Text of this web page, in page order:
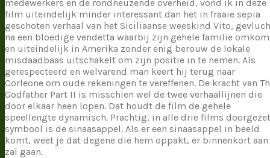
medewerkers en de rondneuzende overheid, vond ik in deze
film uiteindelijk minder interessant dan het in fraaie sepia
geschoten verhaal van het Siciliaanse weeskind Vito,
na een bloedige vendetta waarbij zijn gehele familie
en uiteindelijk in Amerika zonder enig berouw de lokale
misdaadbaas uitschakelt om zijn positie in te nemen. Als
gerespecteerd en welvarend man keert hij terug naar
Corleone om oude rekeningen te vereffenen. De kracht van
Godfather Part II is misschien wel de twee verhaallijnen die
door elkaar heen lopen. Dat houdt de film de gehele
speellengte dynamisch. Prachtig, in alle drie films doorgezet
symbool is de sinaasappel. Als er een sinaasappel in beeld
komt, weet je dat degene die hem oppakt, er binnenkort aan
zal gaan.